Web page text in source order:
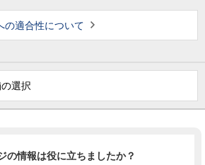
の適合性について
選択
の情報は役に立ちましたか？